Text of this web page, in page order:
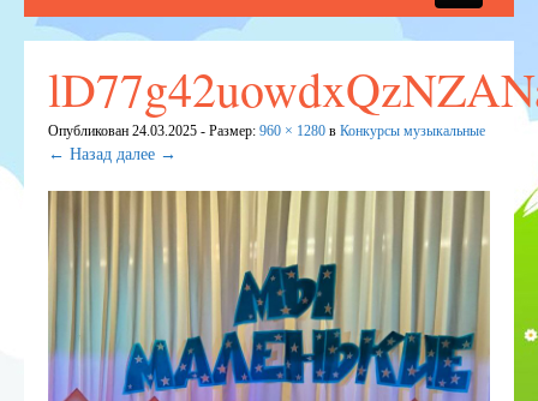
Новости
Приём детей в детский сад
ДЕЖУРНЫЕ ГРУППЫ
Дистанционное образование
КОРРЕКЦИОННОЕ И ИНКЛЮЗИВНОЕ
ОБРАЗОВАНИЕ
Опубликован 24.03.2025 - Размер: 960 × 1280 в Конкурсы музыкальные
← Назад далее →